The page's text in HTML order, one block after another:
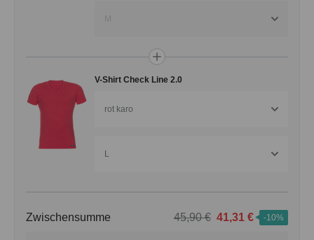
V-Shirt Check Line 2.0
rot karo
L
Zwischensumme 45,90 € 41,31 € -10%